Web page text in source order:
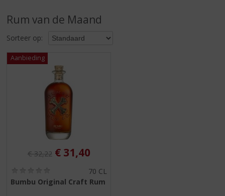
r
n
g
n
g
a
Rum van de Maand
Sorteer op:
Originele prijs was:
€32,22 , Huidige prijs is:
€ 31,40
,
70 CL
Bumbu Original Craft Rum